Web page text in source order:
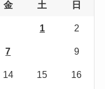
金 土 日
1 2
7 9
14 15 16